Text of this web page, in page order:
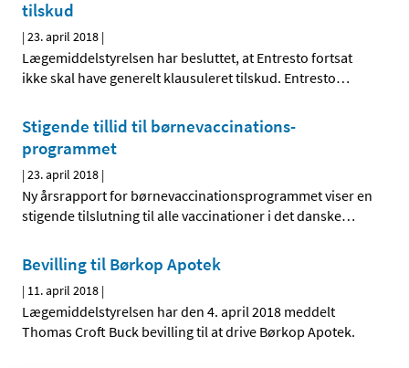
tilskud
|23. april 2018 |
Lægemiddelstyrelsen har besluttet, at Entresto fortsat
ikke skal have generelt klausuleret tilskud. Entresto…
Stigende tillid til børnevaccinations-
programmet
|23. april 2018 |
Ny årsrapport for børnevaccinationsprogrammet viser en
stigende tilslutning til alle vaccinationer i det danske…
Bevilling til Børkop Apotek
| 11. april 2018 |
Lægemiddelstyrelsen har den 4. april 2018 meddelt
Thomas Croft Buck bevilling til at drive Børkop Apotek.